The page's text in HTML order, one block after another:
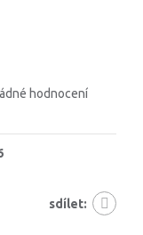
hodnocení
sdílet: